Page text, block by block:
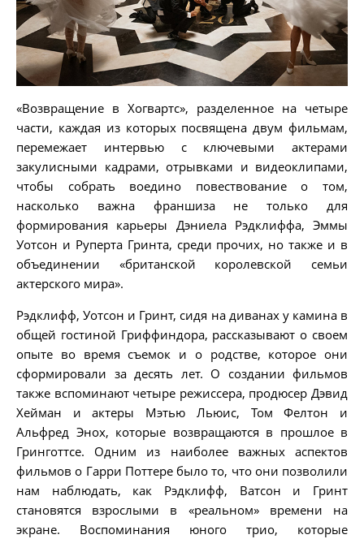
«Возвращение в Хогвартс», разделенное на четыре
части, каждая из которых посвящена двум фильмам,
перемежает интервью с ключевыми актерами
закулисными кадрами, отрывками и видеоклипами,
чтобы собрать воедино повествование о том,
насколько важна франшиза не только для
формирования карьеры Дэниела Рэдклиффа, Эммы
Уотсон и Руперта Гринта, среди прочих, но также и в
объединении «британской королевской семьи
актерского мира».
Рэдклифф, Уотсон и Гринт, сидя на диванах у камина в
общей гостиной Гриффиндора, рассказывают о своем
опыте во время съемок и о родстве, которое они
сформировали за десять лет. О создании фильмов
также вспоминают четыре режиссера, продюсер Дэвид
Хейман и актеры Мэтью Льюис, Том Фелтон и
Альфред Энох, которые возвращаются в прошлое в
Гринготтсе. Одним из наиболее важных аспектов
фильмов о Гарри Поттере было то, что они позволили
нам наблюдать, как Рэдклифф, Ватсон и Гринт
становятся взрослыми в «реальном» времени на
экране. Воспоминания юного трио, которые